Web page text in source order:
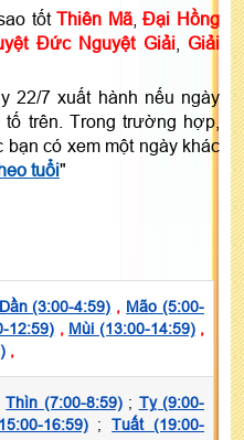
tốtThiên Mã, Đại Hồng
Đức Nguyệt Giải,Giải
22/7 xuất hành nếu ngày
trên. Trong trường hợp,
có xem một ngày khác
tuổi"
Dần (3:00-4:59) , Mão (5:00-
12:59) , Mùi (13:00-14:59),
,
Thìn (7:00-8:59); Tỵ (9:00-
16:59);Tuất (19:00-